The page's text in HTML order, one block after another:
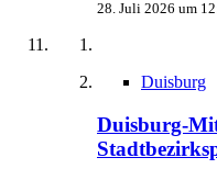
28. Juli 2026 um
Duisburg
Duisburg-